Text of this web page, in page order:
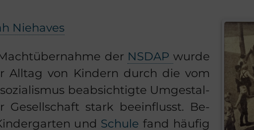
Nie­ha­ves
der NSDAPwurde
All­tag von Kin­dern durch die vom
be­ab­sich­tig­te Um­ge­stal­
Ge­sell­schaft stark be­ein­flusst. Be­
und Schu­lefand häu­fig